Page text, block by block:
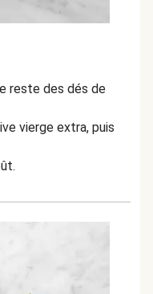
reste des dés de
vierge extra, puis